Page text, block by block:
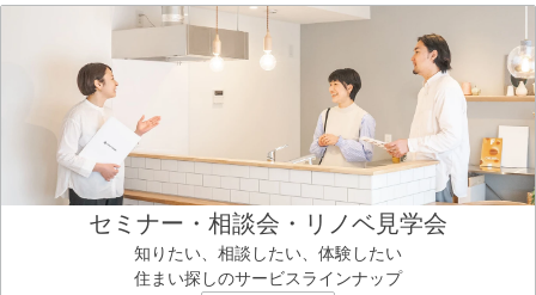
セミナー・相談会・リノベ見学会
知りたい、相談したい、体験したい
住まい探しのサービスラインナップ